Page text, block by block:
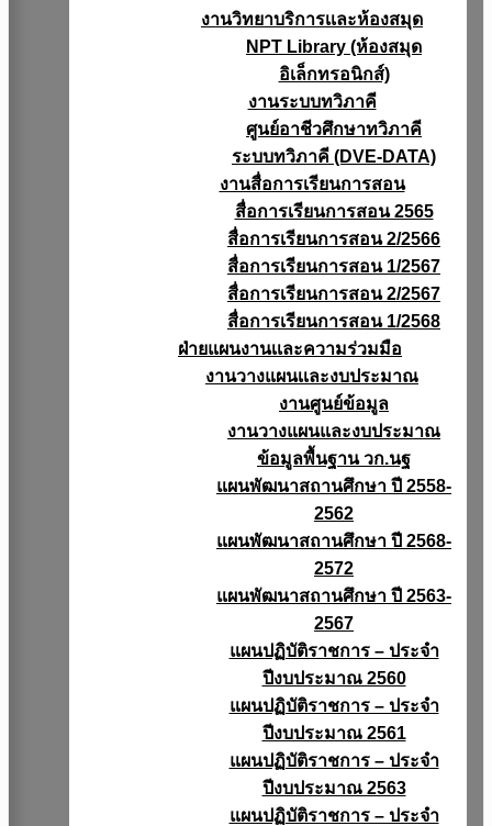
งานวิทยาบริการเเละห้องสมุด
NPT Library (ห้องสมุด
อิเล็กทรอนิกส์)
งานระบบทวิภาคี
ศูนย์อาชีวศึกษาทวิภาคี
ระบบทวิภาคี (DVE-DATA)
งานสื่อการเรียนการสอน
สื่อการเรียนการสอน 2565
สื่อการเรียนการสอน 2/2566
สื่อการเรียนการสอน 1/2567
สื่อการเรียนการสอน 2/2567
สื่อการเรียนการสอน 1/2568
ฝ่ายแผนงานเเละความร่วมมือ
งานวางแผนเเละงบประมาณ
งานศูนย์ข้อมูล
งานวางแผนและงบประมาณ
ข้อมูลพื้นฐาน วก.นฐ
แผนพัฒนาสถานศึกษา ปี 2558-
2562
แผนพัฒนาสถานศึกษา ปี 2568-
2572
แผนพัฒนาสถานศึกษา ปี 2563-
2567
แผนปฏิบัติราชการ – ประจำ
ปีงบประมาณ 2560
แผนปฏิบัติราชการ – ประจำ
ปีงบประมาณ 2561
แผนปฏิบัติราชการ – ประจำ
ปีงบประมาณ 2563
แผนปฏิบัติราชการ – ประจำ